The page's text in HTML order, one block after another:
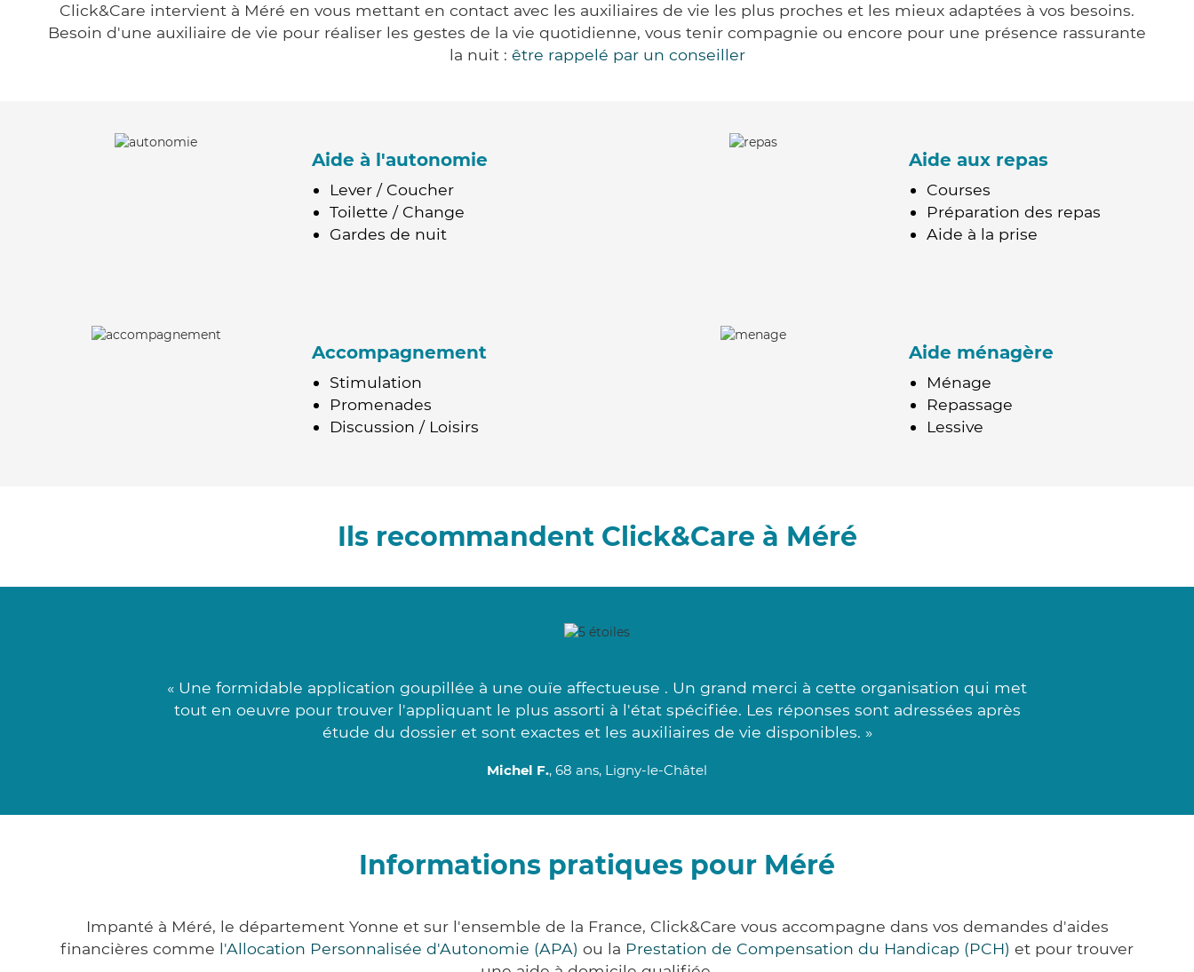
Click&Care intervient à Méré en vous mettant en contact avec les auxiliaires de vie les plus proches et les mieux adaptées à vos besoins.
Besoin d'une auxiliaire de vie pour réaliser les gestes de la vie quotidienne, vous tenir compagnie ou encore pour une présence rassurante
la nuit : être rappelé par un conseiller
Aide à l'autonomie
Lever / Coucher
Toilette / Change
Gardes de nuit
Aide aux repas
Courses
Préparation des repas
Aide à la prise
Accompagnement
Stimulation
Promenades
Discussion / Loisirs
Aide ménagère
Ménage
Repassage
Lessive
Ils recommandent Click&Care à Méré
« Une formidable application goupillée à une ouïe affectueuse . Un grand merci à cette organisation qui met
tout en oeuvre pour trouver l'appliquant le plus assorti à l'état spécifiée. Les réponses sont adressées après
étude du dossier et sont exactes et les auxiliaires de vie disponibles. »
Michel F., 68 ans, Ligny-le-Châtel
Informations pratiques pour Méré
Impanté à Méré, le département Yonne et sur l'ensemble de la France, Click&Care vous accompagne dans vos demandes d'aides
financières comme l'Allocation Personnalisée d'Autonomie (APA) ou la Prestation de Compensation du Handicap (PCH) et pour trouver